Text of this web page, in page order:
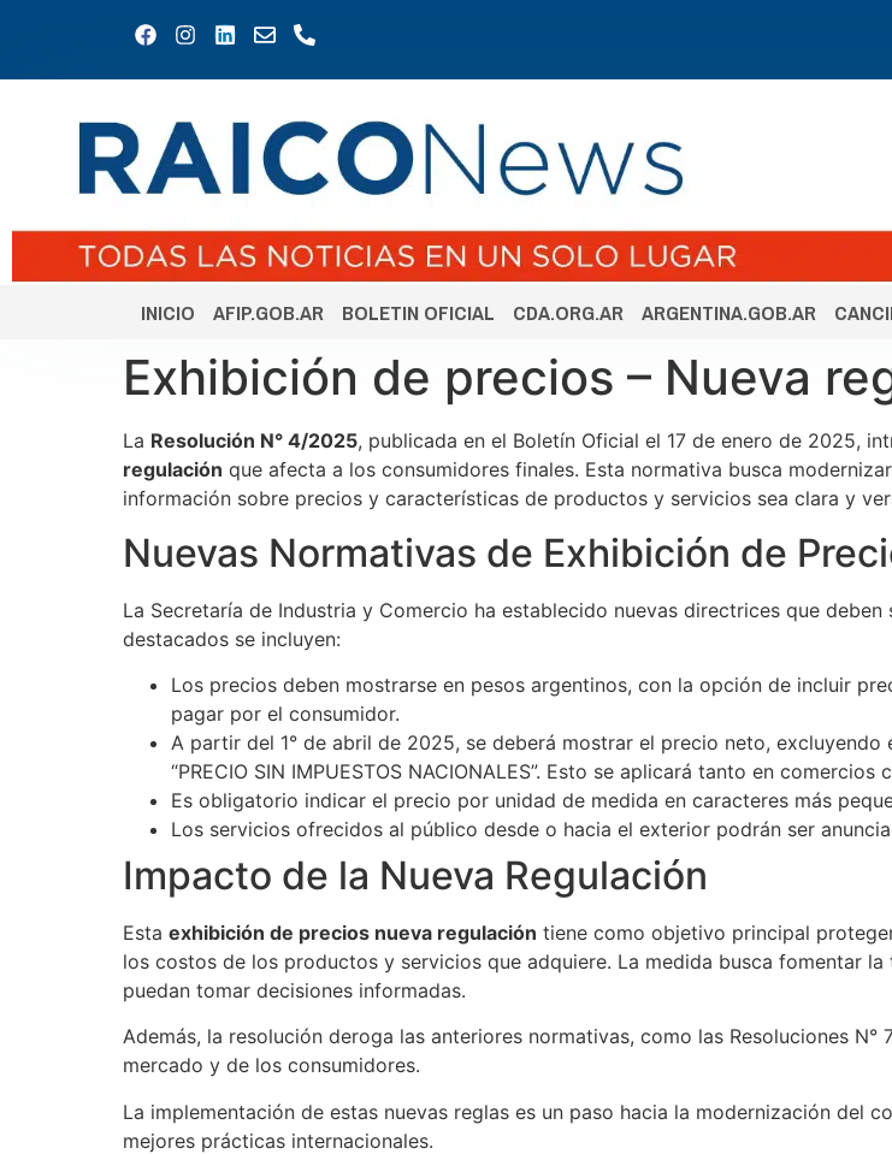
INICIO AFIP.GOB.AR BOLETIN OFICIAL CDA.ORG.AR ARGENTINA.GOB.AR
Exhibición de precios – Nueva
La Resolución N° 4/2025, publicada en el Boletín Oficial el 17 de enero de 2025,
regulación que afecta a los consumidores finales. Esta normativa busca
información sobre precios y características de productos y servicios sea clara y
Nuevas Normativas de Exhibición de
La Secretaría de Industria y Comercio ha establecido nuevas directrices que
destacados se incluyen:
Los precios deben mostrarse en pesos argentinos, con la opción de incluir
pagar por el consumidor.
A partir del 1° de abril de 2025, se deberá mostrar el precio neto,
“PRECIO SIN IMPUESTOS NACIONALES”. Esto se aplicará tanto en
Es obligatorio indicar el precio por unidad de medida en caracteres más
Los servicios ofrecidos al público desde o hacia el exterior podrán ser
Impacto de la Nueva Regulación
Esta exhibición de precios nueva regulación tiene como objetivo principal
los costos de los productos y servicios que adquiere. La medida busca fomentar
puedan tomar decisiones informadas.
Además, la resolución deroga las anteriores normativas, como las Resoluciones
mercado y de los consumidores.
La implementación de estas nuevas reglas es un paso hacia la modernización del
mejores prácticas internacionales.